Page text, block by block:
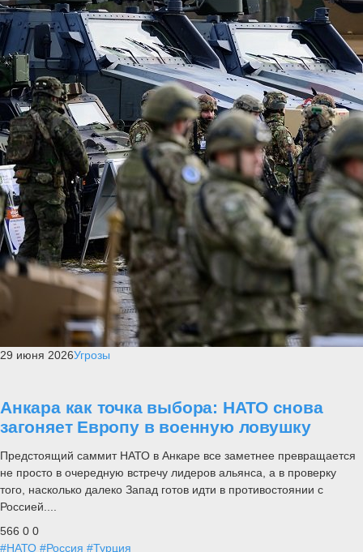
29 июня 2026Угрозы
Анкара как точка выбора: НАТО снова
загоняет Европу в военную ловушку
Предстоящий саммит НАТО в Анкаре все заметнее превращается
не просто в очередную встречу лидеров альянса, а в проверку
того, насколько далеко Запад готов идти в противостоянии с
Россией....
566 0 0
#НАТО #Россия #Турция